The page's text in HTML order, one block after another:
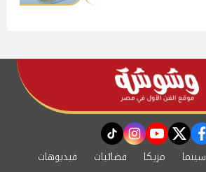
facebook
twitter
youtube
instagram
tiktok
سينما مزيكا فضائيات
فيديوهات